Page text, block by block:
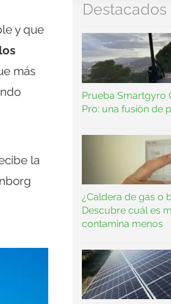
y que
más
la
Destacados
Prueba Smartgyro
Pro: una fusión de
¿Caldera de gas o
Descubre cuál es
contamina menos